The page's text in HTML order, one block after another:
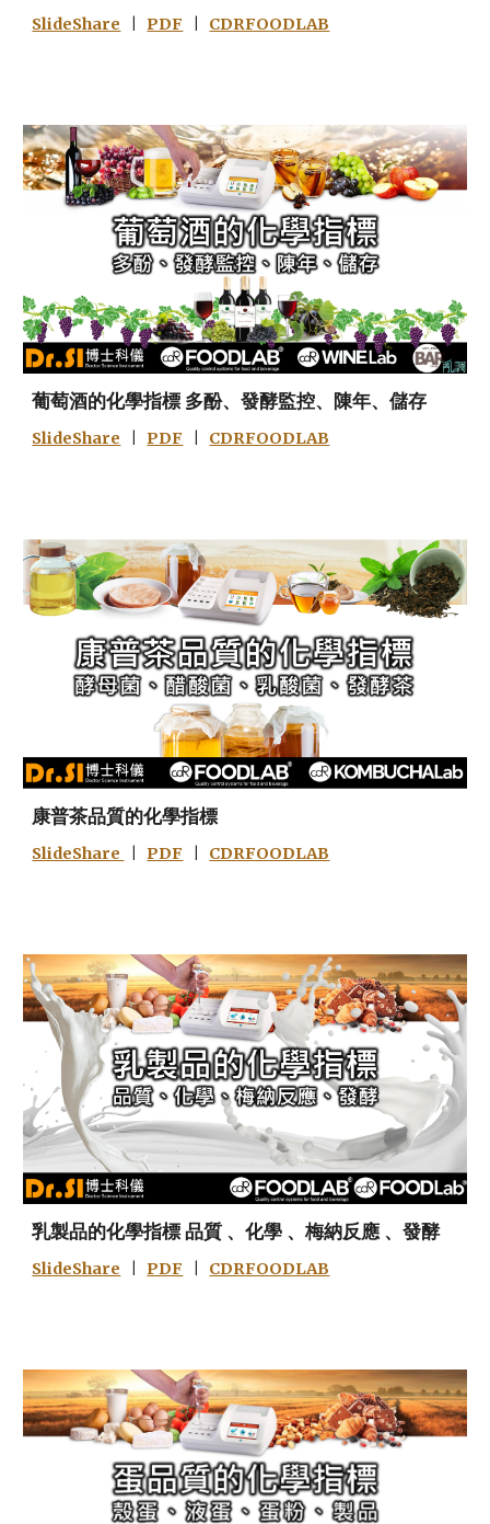
SlideShare PDF CDRFOODLAB
葡萄酒的化學指標 多酚、發酵監控、陳年、儲存
SlideShare |PDF CDRFOODLAB
康普茶品質的化學指標
SlideShare |PDF CDRFOODLAB
乳製品的化學指標 品質 、化學 、梅納反應 、發酵
SlideShare |PDF CDRFOODLAB